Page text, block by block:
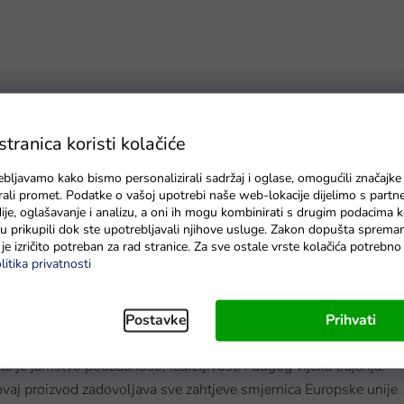
koristi kolačiće
kako bismo personalizirali sadržaj i oglase, omogućili
promet. Podatke o vašoj upotrebi naše web-lokacije dijelimo s
oglašavanje i analizu, a oni ih mogu kombinirati s drugim podacima
prikupili dok ste upotrebljavali njihove usluge. Zakon dopušta
izričito potreban za rad stranice. Za sve ostale vrste kolačića
privatnosti
Postavke Prihvati
ispuniti sve vaše zahtjeve uzimajući u obzir
koji omogućuju jednostavne prilagodbe i promjene
.
potrepštine. Također u opremitriciklanalazi se blatobran
u udobnom položaju i eliminira opasnost od pada djeteta sa
od 6 mjeseci do 5 godina čija težina ne prelazi 25 kg.
je jamstvo pouzdanosti, izdržljivosti i dugog vijeka trajanja.
proizvod zadovoljava sve zahtjeve smjernica Europske unije